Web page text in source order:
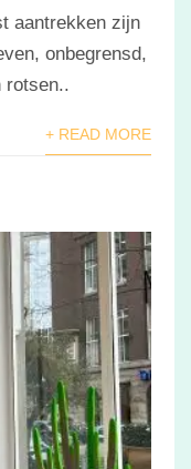
aantrekken zijn
onbegrensd,
rotsen..
+ READ MORE